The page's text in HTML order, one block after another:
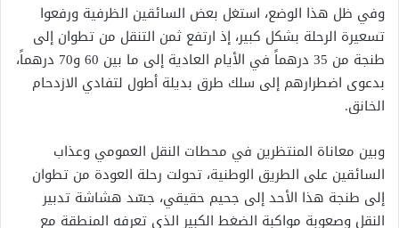
وفي ظل هذا الوضع، استغل بعض السائقين الظرفية ورفعوا
تسعيرة الرحلة بشكل كبير، إذ ارتفع ثمن التنقل من تطوان إلى
طنجة من 35 درهماً في الأيام العادية إلى ما بين 60 و70 درهماً،
بدعوى اضطرارهم إلى سلك طرق بديلة أطول لتفادي الازدحام
الخانق.
وبين معاناة المنتظرين في محطات النقل العمومي وعذاب
السائقين على الطريق الوطنية، تحولت رحلة العودة من تطوان
إلى طنجة هذا الأحد إلى جحيم حقيقي، جسّد هشاشة تدبير
النقل وصعوبة مواكبة الضغط الكبير الذي تعرفه المنطقة مع